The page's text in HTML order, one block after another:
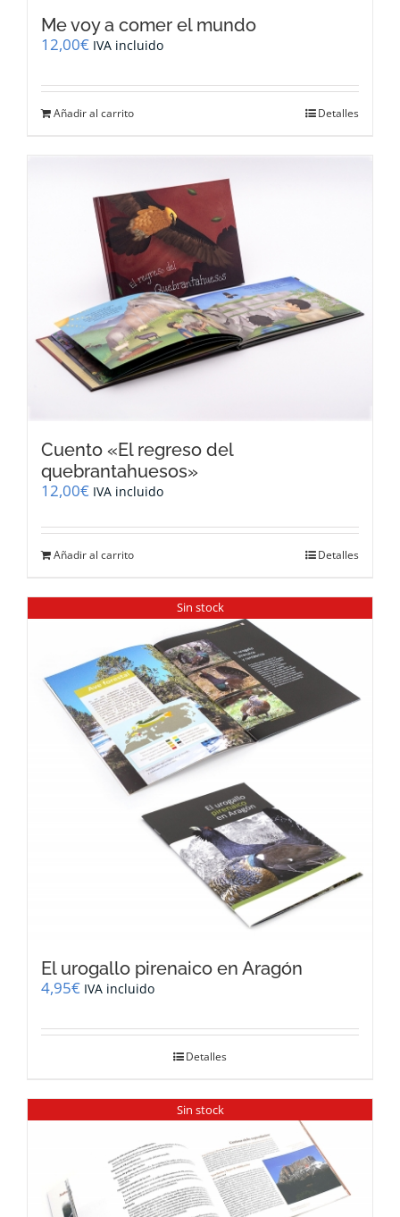
Me voy a comer el mundo
12,00€ IVA incluido
Añadir al carrito Detalles
Cuento «El regreso del
quebrantahuesos»
12,00€ IVA incluido
Añadir al carrito Detalles
Sin stock
El urogallo pirenaico en Aragón
4,95€ IVA incluido
Detalles
Sin stock